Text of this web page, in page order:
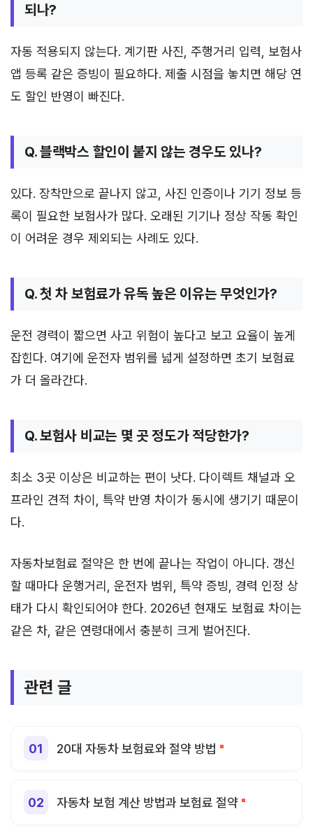
되나?
자동 적용되지 않는다. 계기판 사진, 주행거리 입력, 보험사
앱 등록 같은 증빙이 필요하다. 제출 시점을 놓치면 해당 연
도 할인 반영이 빠진다.
Q. 블랙박스 할인이 붙지 않는 경우도 있나?
있다. 장착만으로 끝나지 않고, 사진 인증이나 기기 정보 등
록이 필요한 보험사가 많다. 오래된 기기나 정상 작동 확인
이 어려운 경우 제외되는 사례도 있다.
Q. 첫 차 보험료가 유독 높은 이유는 무엇인가?
운전 경력이 짧으면 사고 위험이 높다고 보고 요율이 높게
잡힌다. 여기에 운전자 범위를 넓게 설정하면 초기 보험료
가 더 올라간다.
Q. 보험사 비교는 몇 곳 정도가 적당한가?
최소 3곳 이상은 비교하는 편이 낫다. 다이렉트 채널과 오
프라인 견적 차이, 특약 반영 차이가 동시에 생기기 때문이
다.
자동차보험료 절약은 한 번에 끝나는 작업이 아니다. 갱신
할 때마다 운행거리, 운전자 범위, 특약 증빙, 경력 인정 상
태가 다시 확인되어야 한다. 2026년 현재도 보험료 차이는
같은 차, 같은 연령대에서 충분히 크게 벌어진다.
관련 글
20대 자동차 보험료와 절약 방법
자동차 보험 계산 방법과 보험료 절약